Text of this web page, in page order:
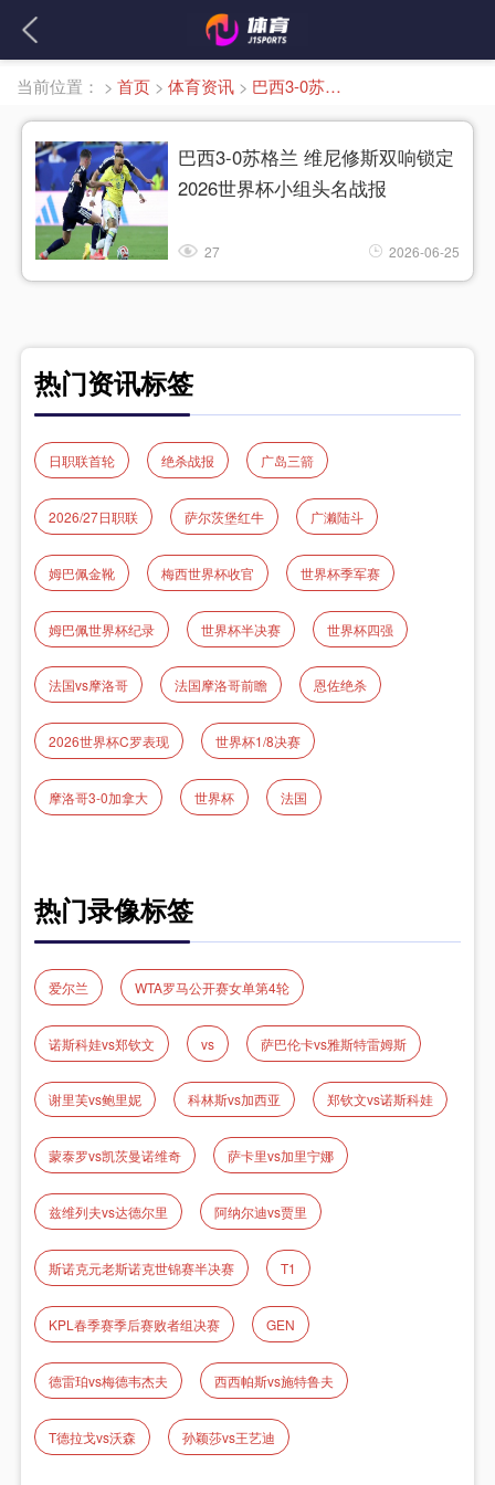
当前位置： > 首页 > 体育资讯 > 巴西3-0苏格兰
巴西3-0苏格兰 维尼修斯双响锁定
2026世界杯小组头名战报
27 2026-06-25
热门资讯标签
日职联首轮 绝杀战报 广岛三箭
2026/27日职联 萨尔茨堡红牛 广濑陆斗
姆巴佩金靴 梅西世界杯收官 世界杯季军赛
姆巴佩世界杯纪录 世界杯半决赛 世界杯四强
法国vs摩洛哥 法国摩洛哥前瞻 恩佐绝杀
2026世界杯C罗表现 世界杯1/8决赛
摩洛哥3-0加拿大 世界杯 法国
热门录像标签
爱尔兰 WTA罗马公开赛女单第4轮
诺斯科娃vs郑钦文 vs 萨巴伦卡vs雅斯特雷姆斯
谢里芙vs鲍里妮 科林斯vs加西亚 郑钦文vs诺斯科娃
蒙泰罗vs凯茨曼诺维奇 萨卡里vs加里宁娜
兹维列夫vs达德尔里 阿纳尔迪vs贾里
斯诺克元老斯诺克世锦赛半决赛 T1
KPL春季赛季后赛败者组决赛 GEN
德雷珀vs梅德韦杰夫 西西帕斯vs施特鲁夫
T德拉戈vs沃森 孙颖莎vs王艺迪